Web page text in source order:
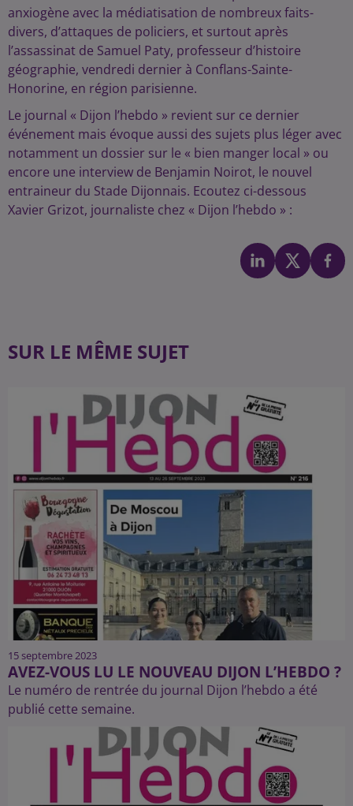
anxiogène avec la médiatisation de nombreux faits-
divers, d’attaques de policiers, et surtout après
l’assassinat de Samuel Paty, professeur d’histoire
géographie, vendredi dernier à Conflans-Sainte-
Honorine, en région parisienne.
Le journal « Dijon l’hebdo » revient sur ce dernier
événement mais évoque aussi des sujets plus léger avec
notamment un dossier sur le « bien manger local » ou
encore une interview de Benjamin Noirot, le nouvel
entraineur du Stade Dijonnais. Ecoutez ci-dessous
Xavier Grizot, journaliste chez « Dijon l’hebdo » :
SUR LE MÊME SUJET
15 septembre 2023
AVEZ-VOUS LU LE NOUVEAU DIJON L’HEBDO ?
Le numéro de rentrée du journal Dijon l’hebdo a été
publié cette semaine.